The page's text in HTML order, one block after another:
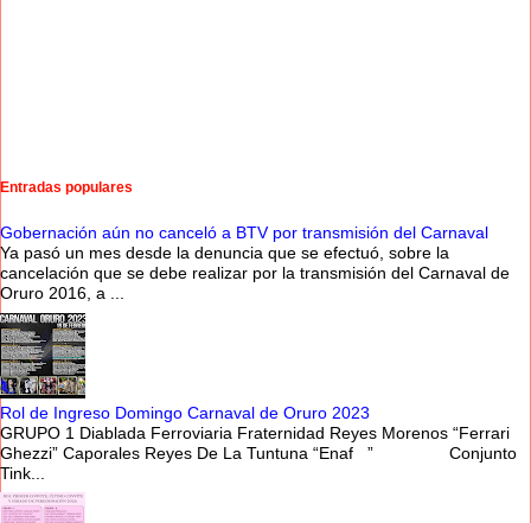
Entradas populares
Gobernación aún no canceló a BTV por transmisión del Carnaval
Ya pasó un mes desde la denuncia que se efectuó, sobre la
cancelación que se debe realizar por la transmisión del Carnaval de
Oruro 2016, a ...
Rol de Ingreso Domingo Carnaval de Oruro 2023
GRUPO 1 Diablada Ferroviaria Fraternidad Reyes Morenos “Ferrari
Ghezzi” Caporales Reyes De La Tuntuna “Enaf ” Conjunto
Tink...